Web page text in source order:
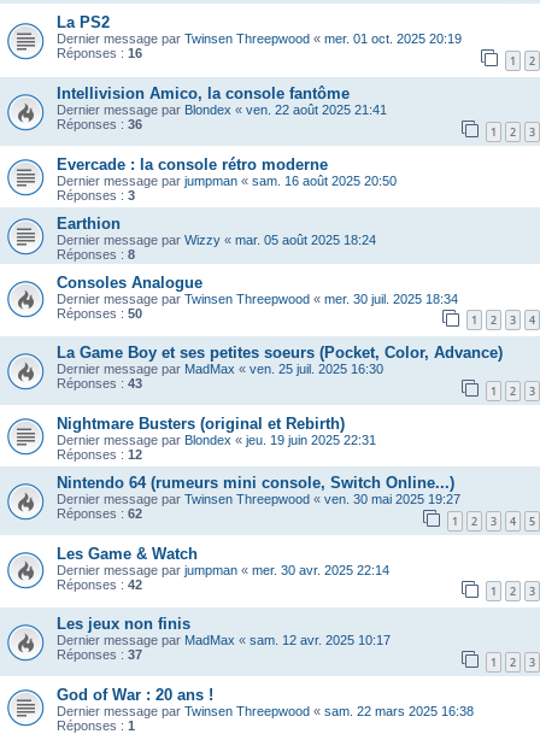
La PS2
Dernier message par Twinsen Threepwood « mer. 01 oct. 2025 20:19
Réponses : 16 1 2
Intellivision Amico, la console fantôme
Dernier message par Blondex « ven. 22 août 2025 21:41
Réponses : 36 1 2 3
Evercade : la console rétro moderne
Dernier message par jumpman « sam. 16 août 2025 20:50
Réponses : 3
Earthion
Dernier message par Wizzy « mar. 05 août 2025 18:24
Réponses : 8
Consoles Analogue
Dernier message par Twinsen Threepwood « mer. 30 juil. 2025 18:34
Réponses : 50 1 2 3 4
La Game Boy et ses petites soeurs (Pocket, Color, Advance)
Dernier message par MadMax « ven. 25 juil. 2025 16:30
Réponses : 43 1 2 3
Nightmare Busters (original et Rebirth)
Dernier message par Blondex « jeu. 19 juin 2025 22:31
Réponses : 12
Nintendo 64 (rumeurs mini console, Switch Online...)
Dernier message par Twinsen Threepwood « ven. 30 mai 2025 19:27
Réponses : 62 1 2 3 4 5
Les Game & Watch
Dernier message par jumpman « mer. 30 avr. 2025 22:14
Réponses : 42 1 2 3
Les jeux non finis
Dernier message par MadMax « sam. 12 avr. 2025 10:17
Réponses : 37 1 2 3
God of War : 20 ans !
Dernier message par Twinsen Threepwood « sam. 22 mars 2025 16:38
Réponses : 1